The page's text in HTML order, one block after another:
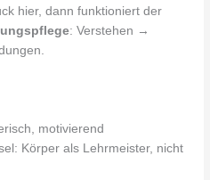
hier, dann funktioniert der
: Verstehen →
motivierend
Körper als Lehrmeister, nicht